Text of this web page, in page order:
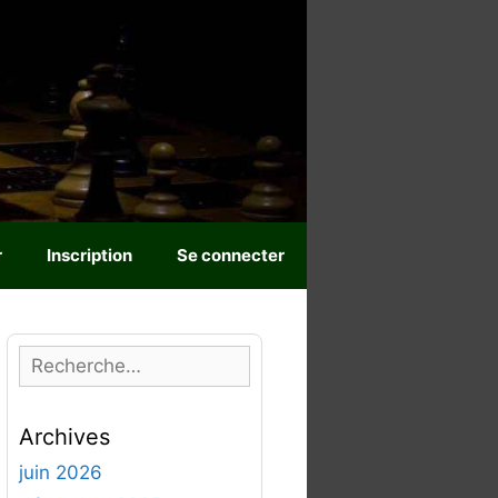
Inscription Se connecter
e
h
e
Archives
juin 2026